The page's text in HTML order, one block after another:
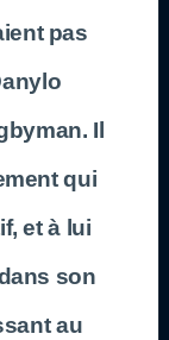
pas
Il
qui
et à lui
son
au